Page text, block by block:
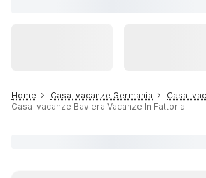
Home Casa-vacanze Germania
Casa-
Casa-vacanze Baviera Vacanze In Fattoria